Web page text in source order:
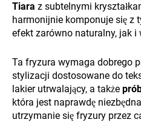
Tiara z subtelnymi
harmonijnie komponuje się z
efekt zarówno naturalny, jak i
Ta fryzura wymaga dobrego
stylizacji dostosowane do
lakier utrwalający, a także
która jest naprawdę
utrzymanie się fryzury przez